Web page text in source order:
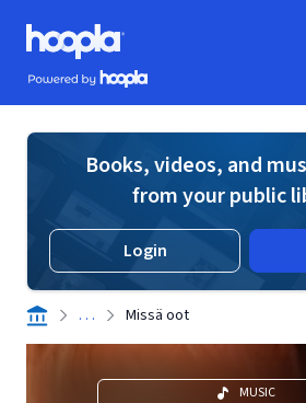
Skip to main content
Hoopla logo
Powered by Hoopla
Books, videos, and
from your public
Login
. . . Missä oot
MUSIC